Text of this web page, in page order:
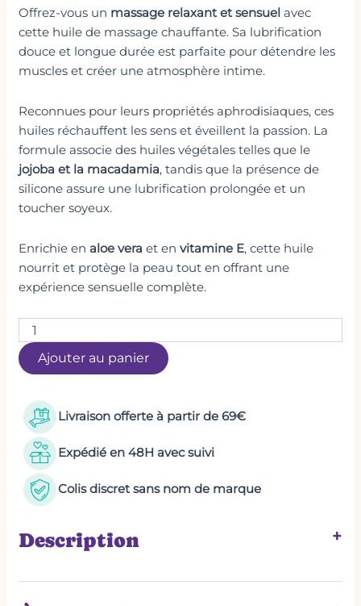
Offrez-vous un massage relaxant et sensuel avec
cette huile de massage chauffante. Sa lubrification
douce et longue durée est parfaite pour détendre les
muscles et créer une atmosphère intime.
Reconnues pour leurs propriétés aphrodisiaques, ces
huiles réchauffent les sens et éveillent la passion. La
formule associe des huiles végétales telles que le
jojoba et la macadamia, tandis que la présence de
silicone assure une lubrification prolongée et un
toucher soyeux.
Enrichie enaloe vera et envitamine E, cette huile
nourrit et protège la peau tout en offrant une
expérience sensuelle complète.
Ajouter au panier
Livraison offerte à partir de 69€
Expédié en 48H avec suivi
Colis discret sans nom de marque
Description +